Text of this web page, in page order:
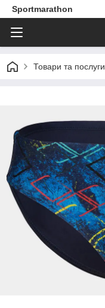
Sportmarathon
Товари та послуги